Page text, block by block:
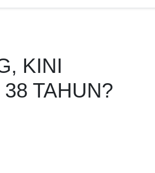
KINI
TAHUN?